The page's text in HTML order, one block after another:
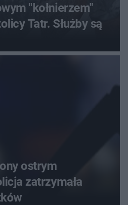
"kołnierzem"
Tatr. Służby są
ostrym
zatrzymała